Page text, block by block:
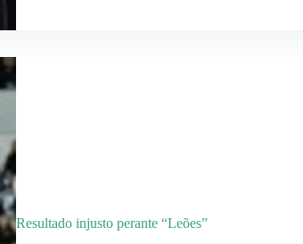
Resultado injusto perante “Leões”